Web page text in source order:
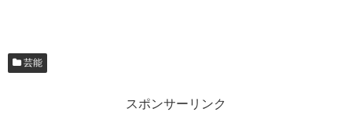
芸能
スポンサーリンク